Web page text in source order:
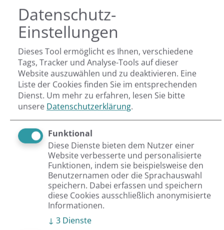
Geschäftsführung
Kostenersparnis: Reduzierung von
Prozesskosten
Umsatzsteigerung: Umsatz kann
aufgrund der B2B-optimierten
Vertriebsprozesse gesteigert werden
Jetzt kostenloses Erstgespräch vereinbaren
Datenschutz-
Einstellungen
Dieses Tool ermöglicht es Ihnen, verschiedene
Tags, Tracker und Analyse-Tools auf dieser
Website auszuwählen und zu deaktivieren. Eine
Liste der Cookies finden Sie im entsprechenden
Dienst. Um mehr zu erfahren, lesen Sie bitte
unsere Datenschutzerklärung.
Funktional
Diese Dienste bieten dem Nutzer einer
Website verbesserte und personalisierte
Funktionen, indem sie beispielsweise den
Benutzernamen oder die Sprachauswahl
speichern. Dabei erfassen und speichern
diese Cookies ausschließlich anonymisierte
Informationen.
↓ 3 Dienste